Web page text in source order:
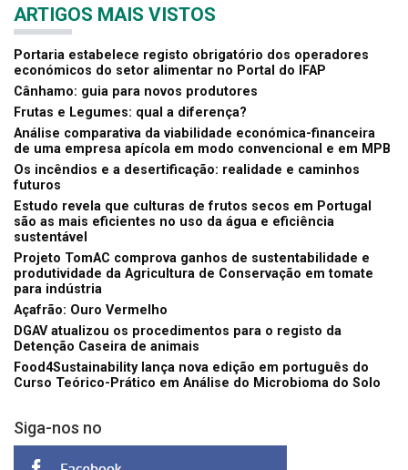
ARTIGOS MAIS VISTOS
Portaria estabelece registo obrigatório dos operadores
económicos do setor alimentar no Portal do IFAP
Cânhamo: guia para novos produtores
Frutas e Legumes: qual a diferença?
Análise comparativa da viabilidade económica-financeira
de uma empresa apícola em modo convencional e em MPB
Os incêndios e a desertificação: realidade e caminhos
futuros
Estudo revela que culturas de frutos secos em Portugal
são as mais eficientes no uso da água e eficiência
sustentável
Projeto TomAC comprova ganhos de sustentabilidade e
produtividade da Agricultura de Conservação em tomate
para indústria
Açafrão: Ouro Vermelho
DGAV atualizou os procedimentos para o registo da
Detenção Caseira de animais
Food4Sustainability lança nova edição em português do
Curso Teórico-Prático em Análise do Microbioma do Solo
Siga-nos no